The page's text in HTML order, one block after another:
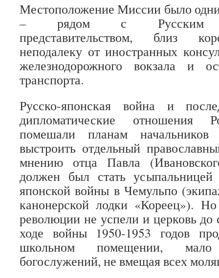
Местоположение Миссии было
– рядом с Русским
представительством, близ
неподалеку от иностранных
железнодорожного вокзала и
транспорта.
Русско-японская война и
дипломатические
помешали планам
выстроить отдельный
мнению отца Павла
должен был стать усыпальницей
японской войны в Чемульпо
канонерской лодки «Кореец»).
революции не успели и церковь до
ходе войны 1950-1953 годов
школьном помещении,
богослужений, не вмещая всех